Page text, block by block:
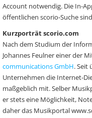
Account notwendig. Die In-
öffentlichen scorio-Suche
Kurzporträt scorio.com
Nach dem Studium der
Johannes Feulner einer der
communications GmbH. Seit
Unternehmen die Internet-
maßgeblich mit. Selber
er stets eine Möglichkeit,
daher das Musikportal